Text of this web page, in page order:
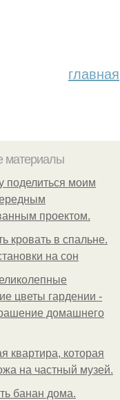
главная
материалы
поделиться моим
проектом.
кровать в спальне.
на сон
цветы гардении -
домашнего
квартира, которая
на частный музей.
банан дома.